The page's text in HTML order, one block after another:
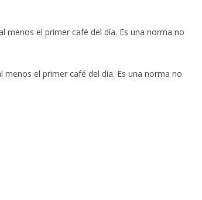
menos el primer café del día. Es una norma no
el primer café del día. Es una norma no